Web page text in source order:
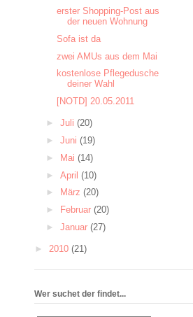
erster Shopping-Post aus
der neuen Wohnung
Sofa ist da
zwei AMUs aus dem Mai
kostenlose Pflegedusche
deiner Wahl
[NOTD] 20.05.2011
► Juli (20)
► Juni (19)
►
Mai (14)
► April (10)
►
März (20)
►
Februar (20)
► Januar (27)
► 2010 (21)
Wer suchet der findet...